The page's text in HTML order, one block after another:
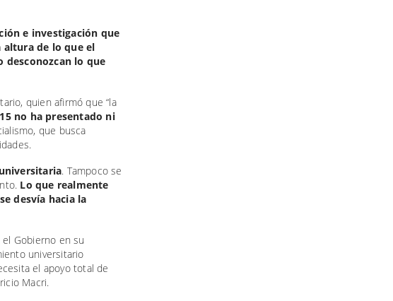
e investigación que
altura de lo que el
desconozcan lo que
quien afirmó que “la
no ha presentado ni
que busca
. Tampoco se
Lo que realmente
desvía hacia la
Gobierno en su
universitario
el apoyo total de
Macri.